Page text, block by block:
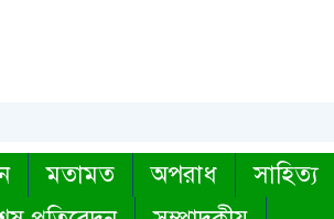
মতামত অপরাধ
সাহিত্য